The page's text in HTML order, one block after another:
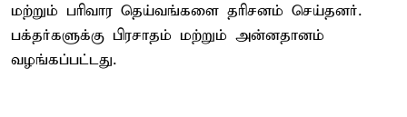
மற்றும் பரிவார தெய்வங்களை தரிசனம் செய்தனர்.
பக்தர்களுக்கு பிரசாதம் மற்றும் அன்னதானம்
வழங்கப்பட்டது.